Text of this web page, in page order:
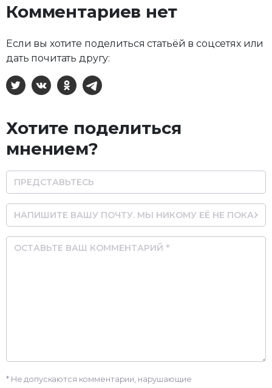
Комментариев нет
Если вы хотите поделиться статьёй в соцсетях или
дать почитать другу:
X ВКонтактеОдноклассники
Telegram
Хотите поделиться
мнением?
Name
Email
Comment
* Не допускаются комментарии, нарушающие